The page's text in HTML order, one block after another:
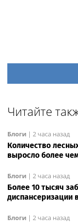
Читайте
Блоги | 2 часа назад
Количество
выросло более
Блоги | 2 часа назад
Более 10 тысяч
диспансеризации
Блоги | 2 часа назад